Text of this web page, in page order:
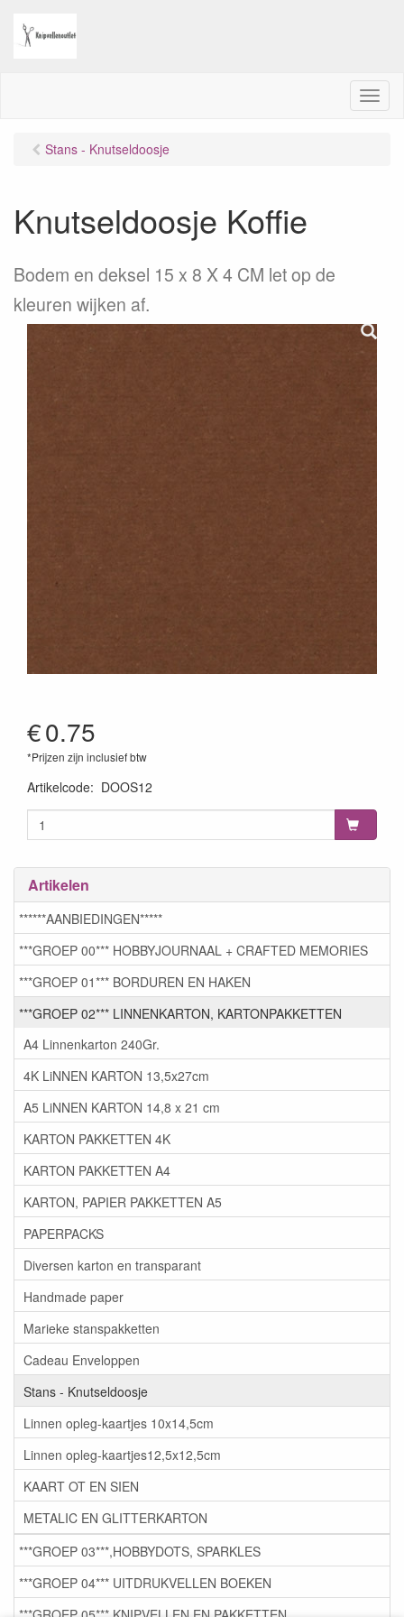
M
e
Stans - Knutseldoosje
Knutseldoosje Koffie
Bodem en deksel 15 x 8 X 4 CM let op de
kleuren wijken af.
€0.75
*Prijzen zijn inclusief btw
Artikelcode: DOOS12
Artikelen
******AANBIEDINGEN*****
***GROEP 00*** HOBBYJOURNAAL + CRAFTED MEMORIES
***GROEP 01*** BORDUREN EN HAKEN
***GROEP 02*** LINNENKARTON, KARTONPAKKETTEN
A4 Linnenkarton 240Gr.
4K LiNNEN KARTON 13,5x27cm
A5 LiNNEN KARTON 14,8 x 21 cm
KARTON PAKKETTEN 4K
KARTON PAKKETTEN A4
KARTON, PAPIER PAKKETTEN A5
PAPERPACKS
Diversen karton en transparant
Handmade paper
Marieke stanspakketten
Cadeau Enveloppen
Stans - Knutseldoosje
Linnen opleg-kaartjes 10x14,5cm
Linnen opleg-kaartjes12,5x12,5cm
KAART OT EN SIEN
METALIC EN GLITTERKARTON
***GROEP 03***,HOBBYDOTS, SPARKLES
***GROEP 04*** UITDRUKVELLEN BOEKEN